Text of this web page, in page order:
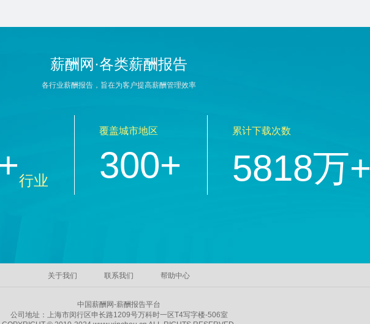
薪酬网·各类薪酬报告
各行业薪酬报告，旨在为客户提高薪酬管理效率
行业
覆盖城市地区
300+
累计下载次数
5818万+
关于我们 联系我们 帮助中心
中国薪酬网-薪酬报告平台
公司地址：上海市闵行区申长路1209号万科时一区T4写字楼-506室